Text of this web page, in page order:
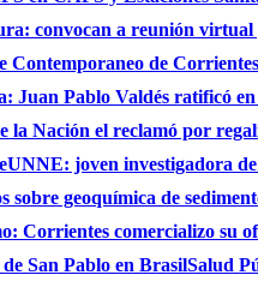
convocan a reunión virtual
Contemporaneo de
Juan Pablo Valdés ratificó
la Nación el reclamó por
UNNE: joven investigadora
sobre geoquímica de
Corrientes comercializo su
San Pablo en BrasilSalud